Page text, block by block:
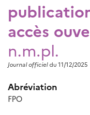
accès
n.m.pl.
Journal officieldu 11/12/2025
Abréviation
FPO